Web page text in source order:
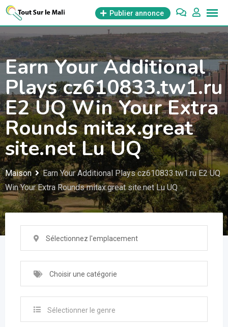
Aller
contenu
Publier annonce
Earn Your Additional
Plays cz610833.tw1.ru
E2 UQ Win Your Extra
Rounds mitax.great
site.net Lu UQ
Maison
Earn Your Additional Plays cz610833.tw1.ru E2 UQ
Win Your Extra Rounds mitax.great site.net Lu UQ
Sélectionnez l'emplacement
Choisir une catégorie
Sélectionner le genre